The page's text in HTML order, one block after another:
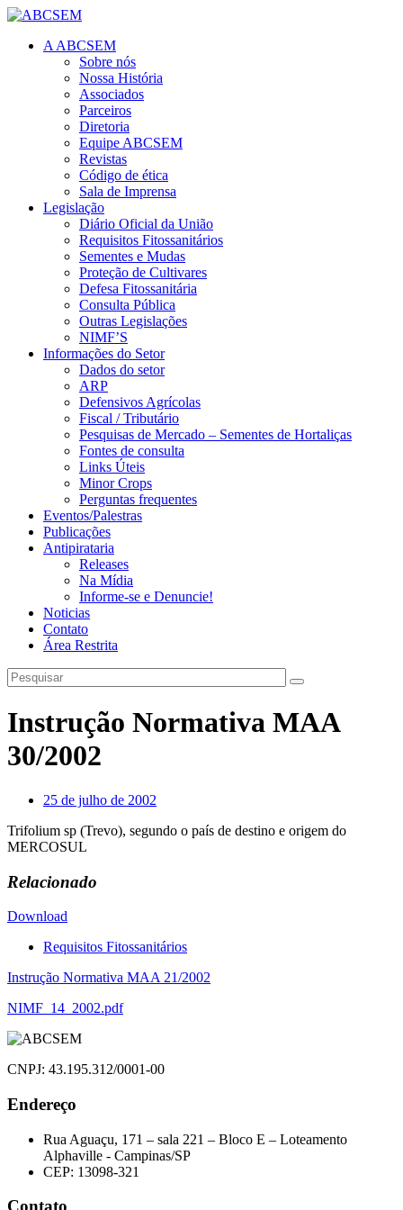
A ABCSEM
Sobre nós
Nossa História
Associados
Parceiros
Diretoria
Equipe ABCSEM
Revistas
Código de ética
Sala de Imprensa
Legislação
Diário Oficial da União
Requisitos Fitossanitários
Sementes e Mudas
Proteção de Cultivares
Defesa Fitossanitária
Consulta Pública
Outras Legislações
NIMF’S
Informações do Setor
Dados do setor
ARP
Defensivos Agrícolas
Fiscal / Tributário
Pesquisas de Mercado – Sementes de Hortaliças
Fontes de consulta
Links Úteis
Minor Crops
Perguntas frequentes
Eventos/Palestras
Publicações
Antipirataria
Releases
Na Mídia
Informe-se e Denuncie!
Noticias
Contato
Área Restrita
Instrução Normativa MAA
30/2002
25 de julho de 2002
Trifolium sp (Trevo), segundo o país de destino e origem do
MERCOSUL
Relacionado
Download
Requisitos Fitossanitários
Navegação
de
Post
Instrução Normativa MAA 21/2002
NIMF_14_2002.pdf
CNPJ: 43.195.312/0001-00
Endereço
Rua Aguaçu, 171 – sala 221 – Bloco E – Loteamento
Alphaville - Campinas/SP
CEP: 13098-321